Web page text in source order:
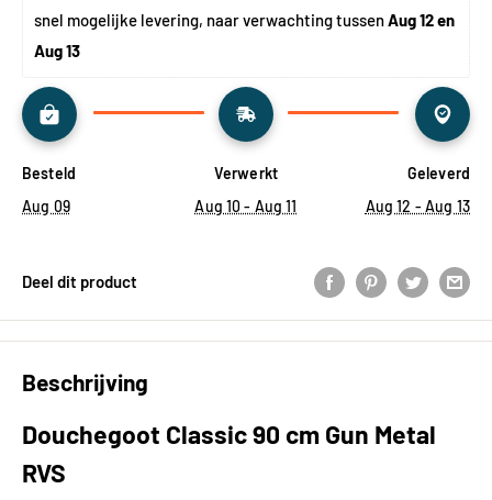
snel mogelijke levering, naar verwachting tussen Aug 12 en
Aug 13
Besteld
Aug 09
Verwerkt
Aug 10 - Aug 11
Geleverd
Aug 12 - Aug 13
Deel dit product
Beschrijving
Douchegoot Classic 90 cm Gun Metal
RVS